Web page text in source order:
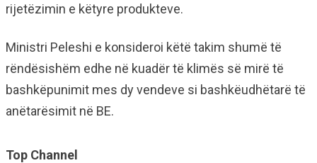
rijetëzimin e këtyre produkteve.
Ministri Peleshi e konsideroi këtë takim shumë të
rëndësishëm edhe në kuadër të klimës së mirë të
bashkëpunimit mes dy vendeve si bashkëudhëtarë të
anëtarësimit në BE.
Top Channel